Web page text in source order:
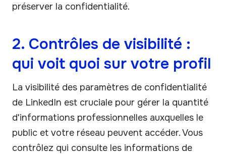
préserver la confidentialité.
2. Contrôles de visibilité :
qui voit quoi sur votre profil
La visibilité des paramètres de confidentialité
de LinkedIn est cruciale pour gérer la quantité
d'informations professionnelles auxquelles le
public et votre réseau peuvent accéder. Vous
contrôlez qui consulte les informations de